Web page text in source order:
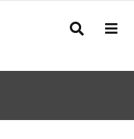
검
색
튼
메
튼